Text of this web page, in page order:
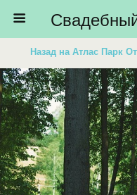
Назад на Атлас Парк